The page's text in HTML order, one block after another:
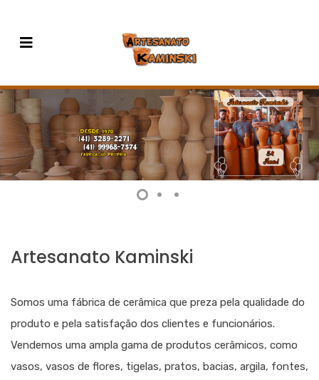
Artesanato Kaminski
Somos uma fábrica de cerâmica que preza pela qualidade do
produto e pela satisfação dos clientes e funcionários.
Vendemos uma ampla gama de produtos cerâmicos, como
vasos, vasos de flores, tigelas, pratos, bacias, argila, fontes,